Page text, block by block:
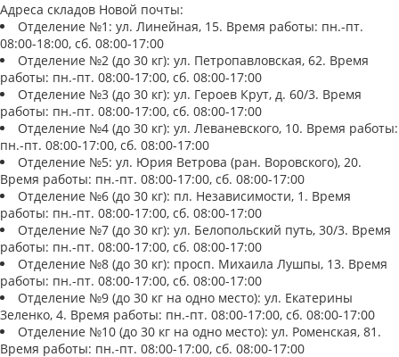
Адреса складов Новой почты:
Отделение №1: ул. Линейная, 15. Время работы: пн.-пт.
08:00-18:00, сб. 08:00-17:00
Отделение №2 (до 30 кг): ул. Петропавловская, 62. Время
работы: пн.-пт. 08:00-17:00, сб. 08:00-17:00
Отделение №3 (до 30 кг): ул. Героев Крут, д. 60/3. Время
работы: пн.-пт. 08:00-17:00, сб. 08:00-17:00
Отделение №4 (до 30 кг): ул. Леваневского, 10. Время работы:
пн.-пт. 08:00-17:00, сб. 08:00-17:00
Отделение №5: ул. Юрия Ветрова (ран. Воровского), 20.
Время работы: пн.-пт. 08:00-17:00, сб. 08:00-17:00
Отделение №6 (до 30 кг): пл. Независимости, 1. Время
работы: пн.-пт. 08:00-17:00, сб. 08:00-17:00
Отделение №7 (до 30 кг): ул. Белопольский путь, 30/3. Время
работы: пн.-пт. 08:00-17:00, сб. 08:00-17:00
Отделение №8 (до 30 кг): просп. Михаила Лушпы, 13. Время
работы: пн.-пт. 08:00-17:00, сб. 08:00-17:00
Отделение №9 (до 30 кг на одно место): ул. Екатерины
Зеленко, 4. Время работы: пн.-пт. 08:00-17:00, сб. 08:00-17:00
Отделение №10 (до 30 кг на одно место): ул. Роменская, 81.
Время работы: пн.-пт. 08:00-17:00, сб. 08:00-17:00